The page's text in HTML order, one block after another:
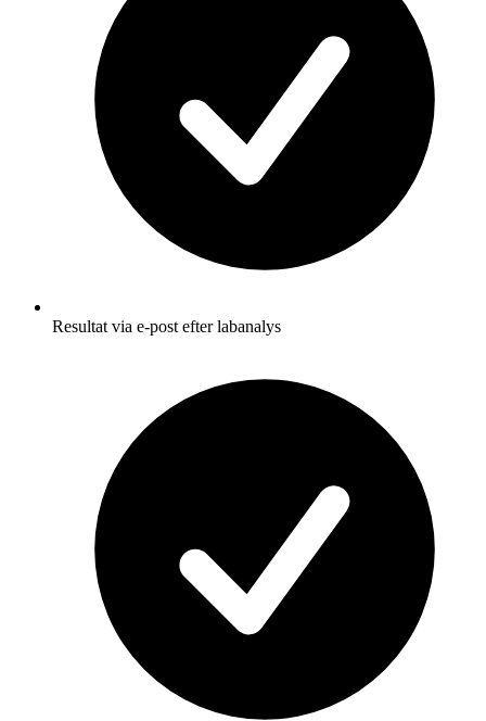
Resultat via e-post efter labanalys